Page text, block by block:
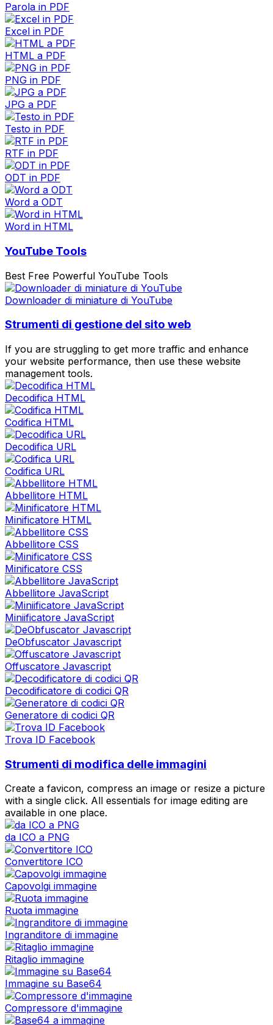
Parola in PDF
Excel in PDF
HTML a PDF
PNG in PDF
JPG a PDF
Testo in PDF
RTF in PDF
ODT in PDF
Word a ODT
Word in HTML
YouTube Tools
Best Free Powerful YouTube Tools
Downloader di miniature di YouTube
Strumenti di gestione del sito web
If you are struggling to get more traffic and enhance
your website performance, then use these website
management tools.
Decodifica HTML
Codifica HTML
Decodifica URL
Codifica URL
Abbellitore HTML
Minificatore HTML
Abbellitore CSS
Minificatore CSS
Abbellitore JavaScript
Miniificatore JavaScript
DeObfuscator Javascript
Offuscatore Javascript
Decodificatore di codici QR
Generatore di codici QR
Trova ID Facebook
Strumenti di modifica delle immagini
Create a favicon, compress an image or resize a picture
with a single click. All essentials for image editing are
available in one place.
da ICO a PNG
Convertitore ICO
Capovolgi immagine
Ruota immagine
Ingranditore di immagine
Ritaglio immagine
Immagine su Base64
Compressore d'immagine